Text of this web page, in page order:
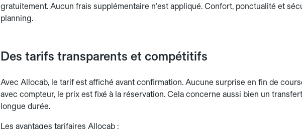
gratuitement. Aucun frais supplémentaire n'est appliqué. Confort, ponctualité et
planning.
Des tarifs transparents et compétitifs
Avec Allocab, le tarif est affiché avant confirmation. Aucune surprise en fin de
avec compteur, le prix est fixé à la réservation. Cela concerne aussi bien un
longue durée.
Les avantages tarifaires Allocab :